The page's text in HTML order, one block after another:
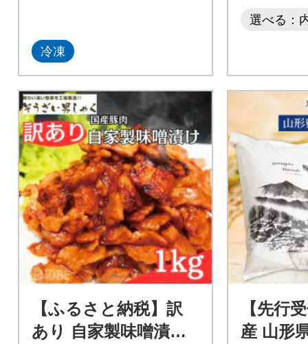
冷凍
選べる：
【ふるさと納税】訳
あり 自家製味噌漬け
【先行
産 山形